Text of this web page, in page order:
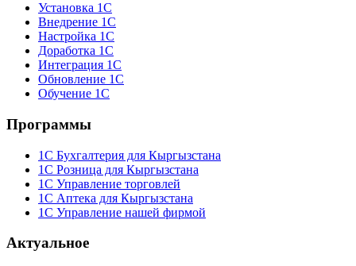
Установка 1С
Внедрение 1С
Настройка 1С
Доработка 1С
Интеграция 1С
Обновление 1С
Обучение 1С
Программы
1С Бухгалтерия для Кыргызстана
1С Розница для Кыргызстана
1С Управление торговлей
1С Аптека для Кыргызстана
1С Управление нашей фирмой
Актуальное